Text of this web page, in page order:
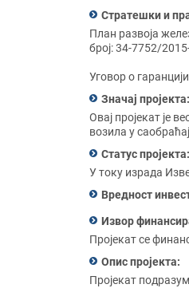
Стратешки и
План развоја
број: 34-7752/
Уговор о
Значај пројекта:
Овај пројекат је
возила у
Статус пројекта:
У току израдa
Вредност
Извор
Пројекат се
Опис пројекта:
Пројекат